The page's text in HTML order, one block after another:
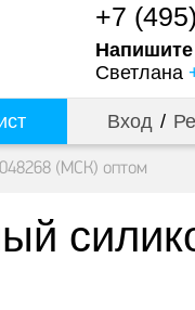
+7
Светлана
Вход /
(МСК) оптом